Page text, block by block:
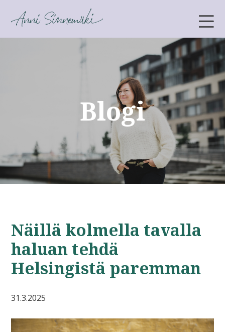
ANNI SINNEMÄKI
Blogi
Näillä kolmella tavalla
haluan tehdä
Helsingistä paremman
31.3.2025